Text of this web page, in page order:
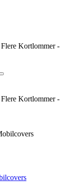
Kortlommer -
Kortlommer -